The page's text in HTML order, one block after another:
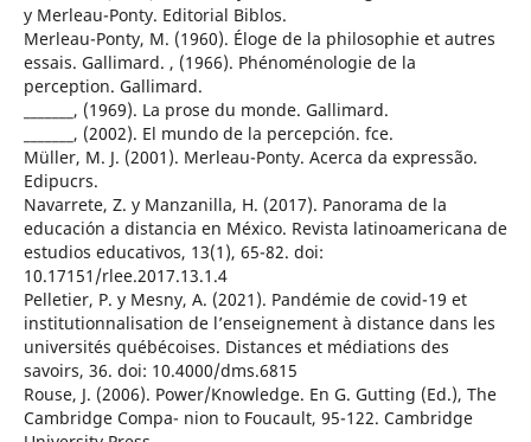
y Merleau-Ponty. Editorial Biblos.
Merleau-Ponty, M. (1960). Éloge de la philosophie et autres
essais. Gallimard. , (1966). Phénoménologie de la
perception. Gallimard.
_______, (1969). La prose du monde. Gallimard.
_______, (2002). El mundo de la percepción. fce.
Müller, M. J. (2001). Merleau-Ponty. Acerca da expressão.
Edipucrs.
Navarrete, Z. y Manzanilla, H. (2017). Panorama de la
educación a distancia en México. Revista latinoamericana de
estudios educativos, 13(1), 65-82. doi:
10.17151/rlee.2017.13.1.4
Pelletier, P. y Mesny, A. (2021). Pandémie de covid-19 et
institutionnalisation de l’enseignement à distance dans les
universités québécoises. Distances et médiations des
savoirs, 36. doi: 10.4000/dms.6815
Rouse, J. (2006). Power/Knowledge. En G. Gutting (Ed.), The
Cambridge Compa- nion to Foucault, 95-122. Cambridge